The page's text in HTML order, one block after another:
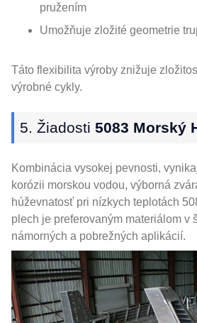
pružením
Umožňuje zložité geometrie
Táto flexibilita výroby znižuje
výrobné cykly.
5. Žiadosti 5083 Morský
Kombinácia vysokej pevnosti,
korózii morskou vodou, výborná
húževnatosť pri nízkych teplotách
plech je preferovaným materiálom v
námorných a pobrežných aplikácií.